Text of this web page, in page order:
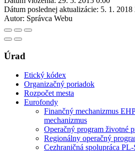
Dátum poslednej aktualizácie: 5. 1. 2018
Autor: Správca Webu
Úrad
Etický kódex
Organizačný poriadok
Rozpočet mesta
Eurofondy
Finančný mechanizmus
mechanizmus
Operačný program životné
Regionálny operačný
Cezhraničná spolupráca